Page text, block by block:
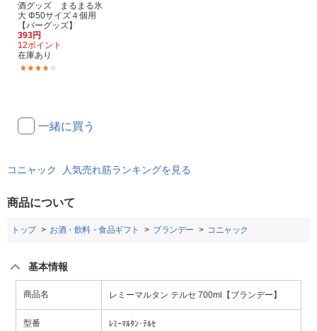
酒グッズ まるまる氷
大 Φ50サイズ４個用
【バーグッズ】
393円
12ポイント
在庫あり
一緒に買う
コニャック 人気売れ筋ランキングを見る
商品について
トップ お酒・飲料・食品ギフト ブランデー コニャック
基本情報
商品名 レミーマルタン テルセ 700ml【ブランデー】
型番 ﾚﾐｰﾏﾙﾀﾝ･ﾃﾙｾ